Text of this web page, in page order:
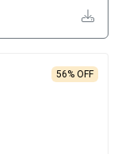
56% OFF